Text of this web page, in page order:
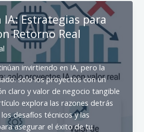
Estrategias para
Retorno Real
invirtiendo en IA, pero la
solo los proyectos con un
claro y valor de negocio tangible
explora las razones detrás
desafíos técnicos y las
asegurar el éxito de tu